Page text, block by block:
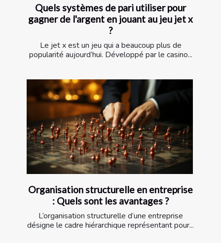
Quels systèmes de pari utiliser pour
gagner de l'argent en jouant au jeu jet x
?
Le jet x est un jeu qui a beaucoup plus de
popularité aujourd’hui. Développé par le casino...
Organisation structurelle en entreprise
: Quels sont les avantages ?
L’organisation structurelle d’une entreprise
désigne le cadre hiérarchique représentant pour...